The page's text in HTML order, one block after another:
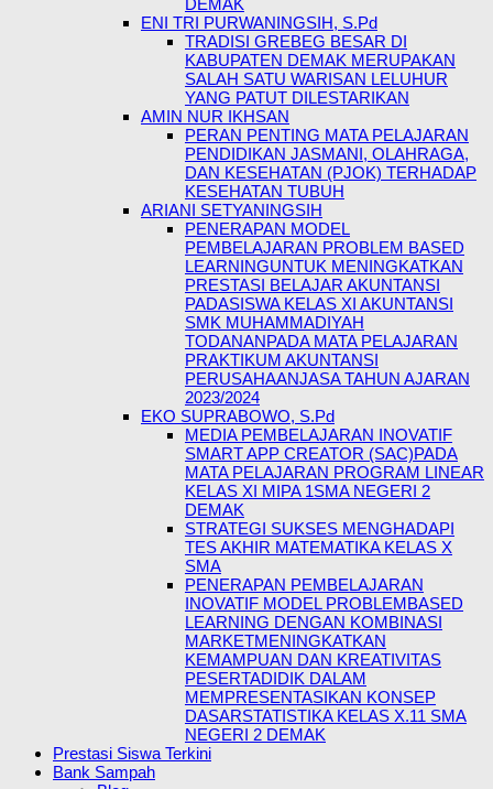
DEMAK
ENI TRI PURWANINGSIH, S.Pd
TRADISI GREBEG BESAR DI
KABUPATEN DEMAK MERUPAKAN
SALAH SATU WARISAN LELUHUR
YANG PATUT DILESTARIKAN
AMIN NUR IKHSAN
PERAN PENTING MATA PELAJARAN
PENDIDIKAN JASMANI, OLAHRAGA,
DAN KESEHATAN (PJOK) TERHADAP
KESEHATAN TUBUH
ARIANI SETYANINGSIH
PENERAPAN MODEL
PEMBELAJARAN PROBLEM BASED
LEARNINGUNTUK MENINGKATKAN
PRESTASI BELAJAR AKUNTANSI
PADASISWA KELAS XI AKUNTANSI
SMK MUHAMMADIYAH
TODANANPADA MATA PELAJARAN
PRAKTIKUM AKUNTANSI
PERUSAHAANJASA TAHUN AJARAN
2023/2024
EKO SUPRABOWO, S.Pd
MEDIA PEMBELAJARAN INOVATIF
SMART APP CREATOR (SAC)PADA
MATA PELAJARAN PROGRAM LINEAR
KELAS XI MIPA 1SMA NEGERI 2
DEMAK
STRATEGI SUKSES MENGHADAPI
TES AKHIR MATEMATIKA KELAS X
SMA
PENERAPAN PEMBELAJARAN
INOVATIF MODEL PROBLEMBASED
LEARNING DENGAN KOMBINASI
MARKETMENINGKATKAN
KEMAMPUAN DAN KREATIVITAS
PESERTADIDIK DALAM
MEMPRESENTASIKAN KONSEP
DASARSTATISTIKA KELAS X.11 SMA
NEGERI 2 DEMAK
Prestasi Siswa Terkini
Bank Sampah